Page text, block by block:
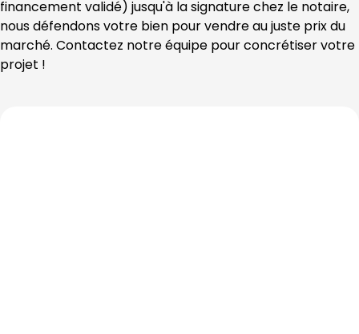
financement validé) jusqu'à la signature chez le notaire,
nous défendons votre bien pour vendre au juste prix du
marché. Contactez notre équipe pour concrétiser votre
projet !